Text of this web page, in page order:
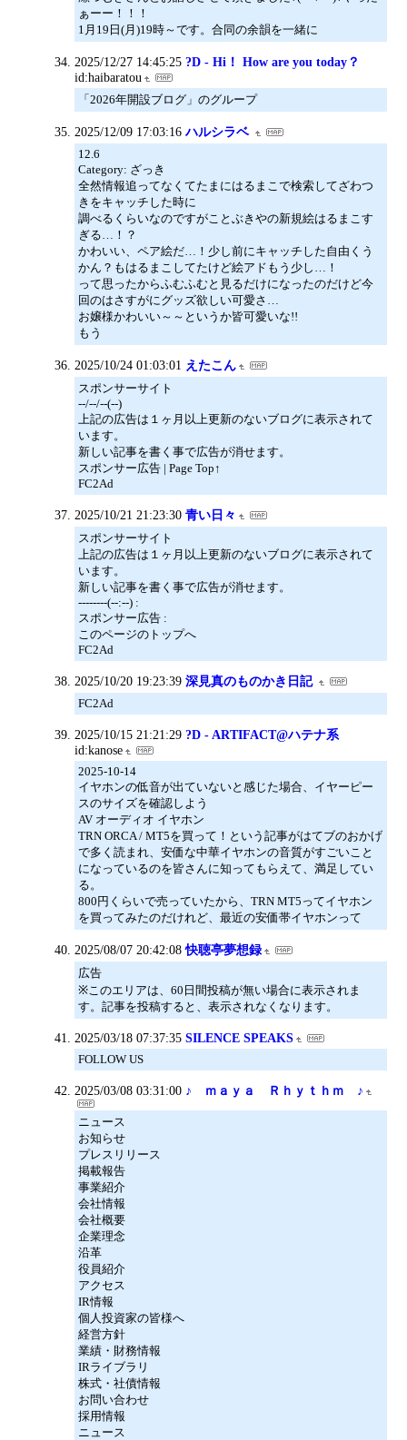
ぁーー！！！
1月19日(月)19時～です。合同の余韻を一緒に
2025/12/27 14:45:25 ?D - Hi！ How are you today？
id:haibaratou
「2026年開設ブログ」のグループ
2025/12/09 17:03:16 ハルシラベ
12.6
Category: ざっき
全然情報追ってなくてたまにはるまこで検索してざわつ
きをキャッチした時に
調べるくらいなのですがことぶきやの新規絵はるまこす
ぎる…！？
かわいい、ペア絵だ…！少し前にキャッチした自由くう
かん？もはるまこしてたけど絵アドもう少し…！
って思ったからふむふむと見るだけになったのだけど今
回のはさすがにグッズ欲しい可愛さ…
お嬢様かわいい～～というか皆可愛いな!!
もう
2025/10/24 01:03:01 えたこん
スポンサーサイト
--/--/--(--)
上記の広告は１ヶ月以上更新のないブログに表示されて
います。
新しい記事を書く事で広告が消せます。
スポンサー広告 | Page Top↑
FC2Ad
2025/10/21 21:23:30 青い日々
スポンサーサイト
上記の広告は１ヶ月以上更新のないブログに表示されて
います。
新しい記事を書く事で広告が消せます。
--------(--:--) :
スポンサー広告 :
このページのトップへ
FC2Ad
2025/10/20 19:23:39 深見真のものかき日記
FC2Ad
2025/10/15 21:21:29 ?D - ARTIFACT@ハテナ系
id:kanose
2025-10-14
イヤホンの低音が出ていないと感じた場合、イヤーピー
スのサイズを確認しよう
AV オーディオ イヤホン
TRN ORCA / MT5を買って！という記事がはてブのおかげ
で多く読まれ、安価な中華イヤホンの音質がすごいこと
になっているのを皆さんに知ってもらえて、満足してい
る。
800円くらいで売っていたから、TRN MT5ってイヤホン
を買ってみたのだけれど、最近の安価帯イヤホンって
2025/08/07 20:42:08 快聴亭夢想録
広告
※このエリアは、60日間投稿が無い場合に表示されま
す。記事を投稿すると、表示されなくなります。
2025/03/18 07:37:35 SILENCE SPEAKS
FOLLOW US
2025/03/08 03:31:00 ♪ ｍａｙａ Ｒｈｙｔｈｍ ♪
ニュース
お知らせ
プレスリリース
掲載報告
事業紹介
会社情報
会社概要
企業理念
沿革
役員紹介
アクセス
IR情報
個人投資家の皆様へ
経営方針
業績・財務情報
IRライブラリ
株式・社債情報
お問い合わせ
採用情報
ニュース